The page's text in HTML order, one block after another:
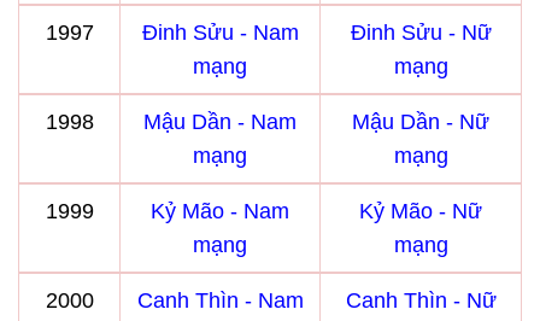
1997
Đinh Sửu - Nam
mạng
Đinh Sửu - Nữ
mạng
1998
Mậu Dần - Nam
mạng
Mậu Dần - Nữ
mạng
1999
Kỷ Mão - Nam
mạng
Kỷ Mão - Nữ
mạng
2000
Canh Thìn - Nam
Canh Thìn - Nữ